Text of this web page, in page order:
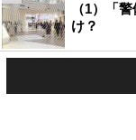
（1）「
け？